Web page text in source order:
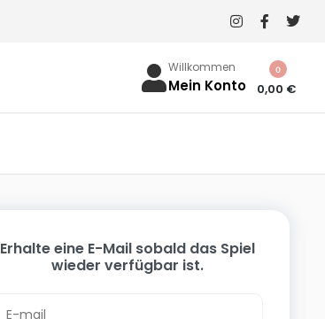
Willkommen
Mein Konto 0,00 €
0
Erhalte eine E-Mail sobald das Spiel
wieder verfügbar ist.